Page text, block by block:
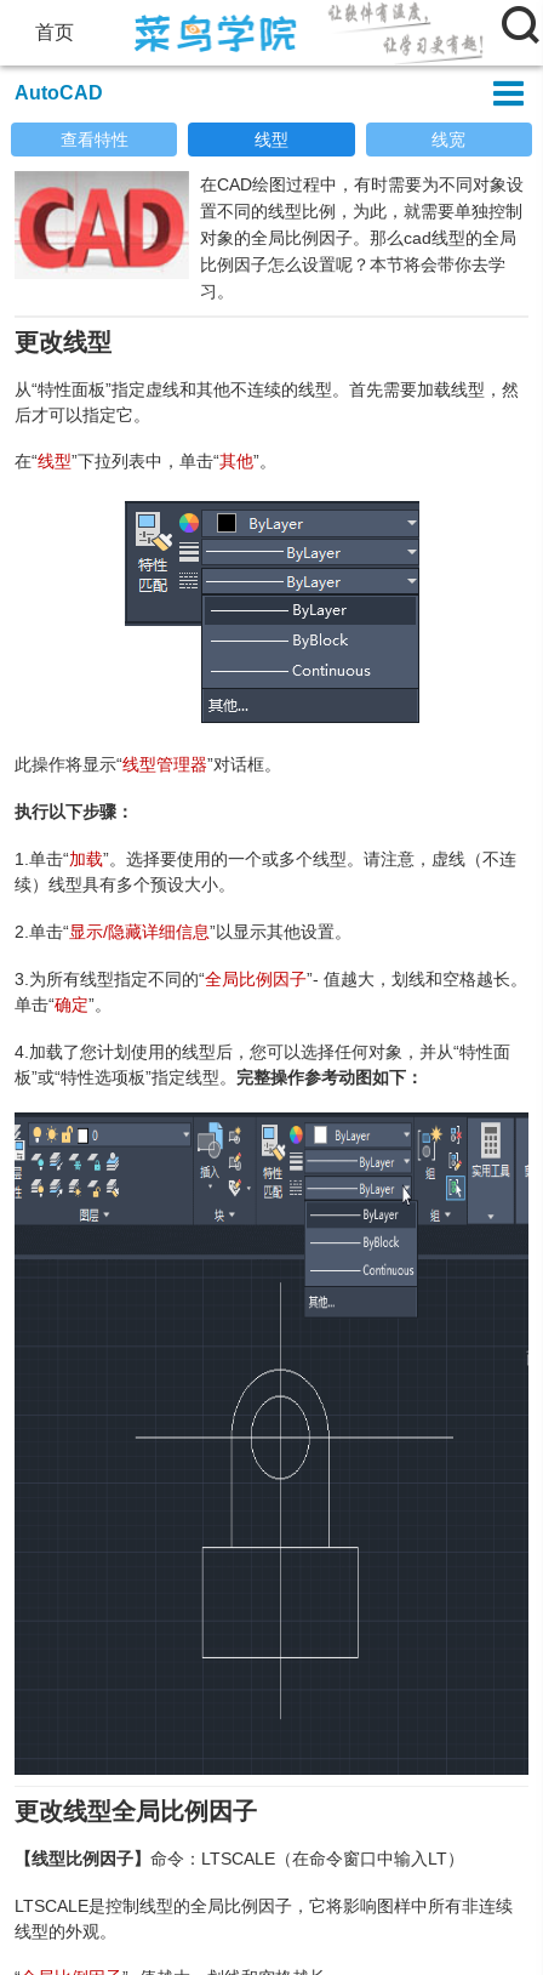
首页 
AutoCAD 
查看特性 线型 线宽
在CAD绘图过程中，有时需要为不同对象设
置不同的线型比例，为此，就需要单独控制
对象的全局比例因子。那么cad线型的全局
比例因子怎么设置呢？本节将会带你去学
习。
更改线型
从“特性面板”指定虚线和其他不连续的线型。首先需要加载线型，然
后才可以指定它。
在“线型”下拉列表中，单击“其他”。
此操作将显示“线型管理器”对话框。
执行以下步骤：
1.单击“加载”。选择要使用的一个或多个线型。请注意，虚线（不连
续）线型具有多个预设大小。
2.单击“显示/隐藏详细信息”以显示其他设置。
3.为所有线型指定不同的“全局比例因子”- 值越大，划线和空格越长。
单击“确定”。
4.加载了您计划使用的线型后，您可以选择任何对象，并从“特性面
板”或“特性选项板”指定线型。 完整操作参考动图如下：
更改线型全局比例因子
【线型比例因子】 命令：LTSCALE（在命令窗口中输入LT）
LTSCALE是控制线型的全局比例因子，它将影响图样中所有非连续
线型的外观。